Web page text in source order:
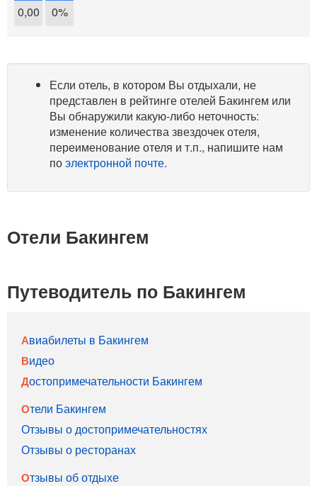
0,00 0%
Если отель, в котором Вы отдыхали, не
представлен в рейтинге отелей Бакингем или
Вы обнаружили какую-либо неточность:
изменение количества звездочек отеля,
переименование отеля и т.п., напишите нам
поэлектронной почте.
Отели Бакингем
Путеводитель по Бакингем
Авиабилеты в Бакингем
Видео
Достопримечательности Бакингем
Отели Бакингем
Отзывы о достопримечательностях
Отзывы о ресторанах
Отзывы об отдыхе